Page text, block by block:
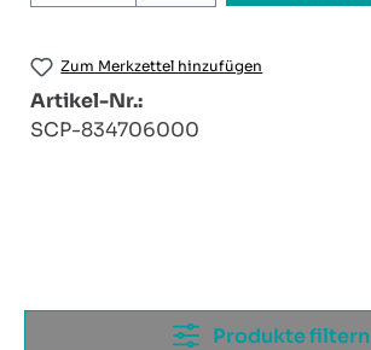
Zum Merkzettel hinzufügen
Artikel-Nr.:
SCP-834706000
Produkte filtern